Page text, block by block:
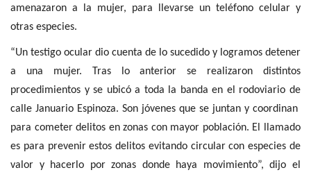
amenazaron a la mujer, para llevarse un teléfono celular y
otras especies.
“Un testigo ocular dio cuenta de lo sucedido y logramos detener
a una mujer. Tras lo anterior se realizaron distintos
procedimientos y se ubicó a toda la banda en el rodoviario de
calle Januario Espinoza. Son jóvenes que se juntan y coordinan
para cometer delitos en zonas con mayor población. El llamado
es para prevenir estos delitos evitando circular con especies de
valor y hacerlo por zonas donde haya movimiento”, dijo el